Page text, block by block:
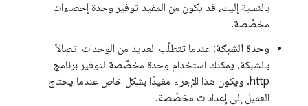
بالنسبة إليك، قد يكون من المفيد توفير وحدة إحصاءات
مخصّصة.
وحدة الشبكة: عندما تتطلّب العديد من الوحدات اتصالاً
بالشبكة، يمكنك استخدام وحدة مخصّصة لتوفير برنامج
http. ويكون هذا الإجراء مفيدًا بشكل خاص عندما يحتاج
العميل إلى إعدادات مخصّصة.